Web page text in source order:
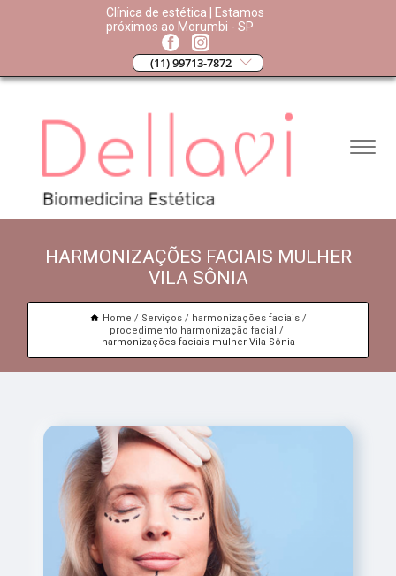
Clínica de estética | Estamos
próximos ao Morumbi - SP
(11) 99713-7872
HARMONIZAÇÕES FACIAIS MULHER
VILA SÔNIA
Home Serviços
harmonizações faciais
procedimento harmonização facial
harmonizações faciais mulher Vila Sônia